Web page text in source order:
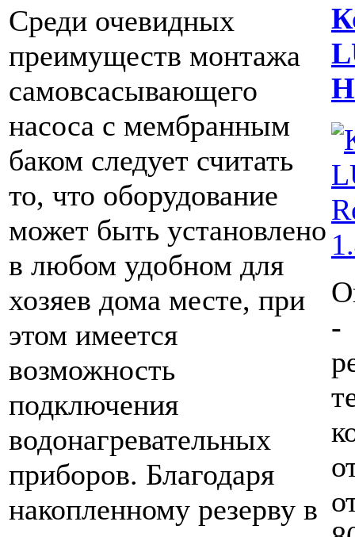
Среди очевидных
преимуществ монтажа
самовсасывающего
насоса с мембранным
баком следует считать
то, что оборудование
может быть установлено
в любом удобном для
хозяев дома месте, при
этом имеется
возможность
подключения
водонагревательных
приборов. Благодаря
накопленному резерву в
-